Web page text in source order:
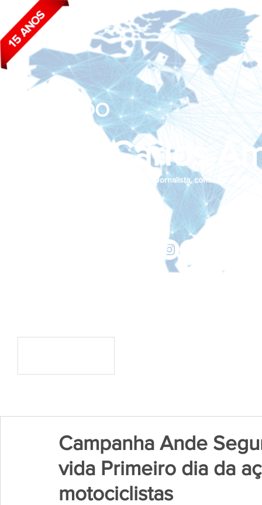
João Carlos
BLOG DO
Jornalista, consultor de
Campanha Ande
vida Primeiro dia da
motociclistas